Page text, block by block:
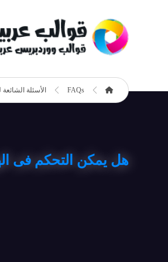
FAQs الأسئلة
هل يمكن التحكم فى